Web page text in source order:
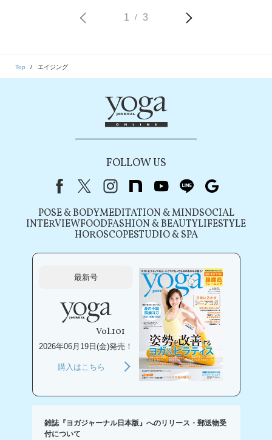
1 / 3
Top エイジング
FOLLOW US
FacebookX（旧Twitter）
instagram
note youtubeline
POSE & BODYMEDITATION & MINDSOCIAL
INTERVIEWFOODFASHION & BEAUTYLIFESTYLE
HOROSCOPESTUDIO & SPA
最新号
Vol.101
2026年06月19日(金)発売！
購入はこちら
雑誌『ヨガジャーナル日本版』へのリリース・郵送物受
付について